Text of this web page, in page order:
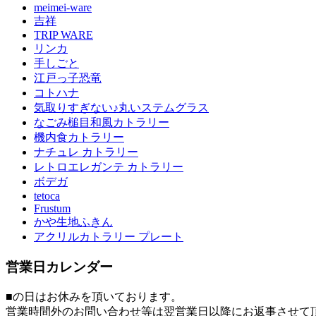
meimei-ware
吉祥
TRIP WARE
リンカ
手しごと
江戸っ子恐竜
コトハナ
気取りすぎない♪丸いステムグラス
なごみ槌目和風カトラリー
機内食カトラリー
ナチュレ カトラリー
レトロエレガンテ カトラリー
ボデガ
tetoca
Frustum
かや生地ふきん
アクリルカトラリー プレート
営業日カレンダー
■の日はお休みを頂いております。
営業時間外のお問い合わせ等は翌営業日以降にお返事させて